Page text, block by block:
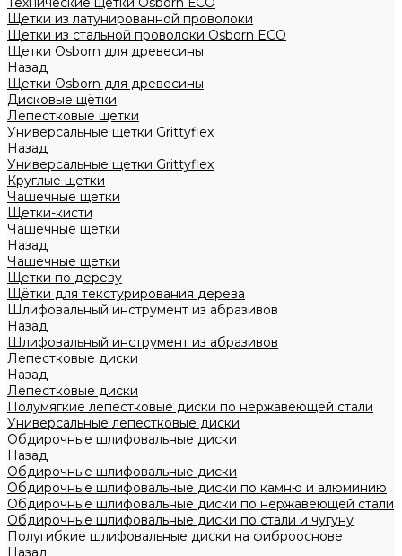
Щетки из латунированной проволоки
Щетки из стальной проволоки Osborn ECO
Щетки Osborn для древесины
Назад
Щетки Osborn для древесины
Дисковые щётки
Лепестковые щетки
Универсальные щетки Grittyflex
Назад
Универсальные щетки Grittyflex
Круглые щетки
Чашечные щетки
Щетки-кисти
Чашечные щетки
Назад
Чашечные щетки
Щетки по дереву
Щётки для текстурирования дерева
Шлифовальный инструмент из абразивов
Назад
Шлифовальный инструмент из абразивов
Лепестковые диски
Назад
Лепестковые диски
Полумягкие лепестковые диски по нержавеющей стали
Универсальные лепестковые диски
Обдирочные шлифовальные диски
Назад
Обдирочные шлифовальные диски
Обдирочные шлифовальные диски по камню и алюминию
Обдирочные шлифовальные диски по нержавеющей стали
Обдирочные шлифовальные диски по стали и чугуну
Полугибкие шлифовальные диски на фиброоснове
Назад